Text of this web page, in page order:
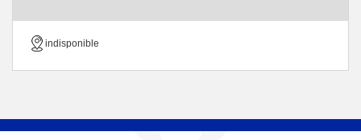
indisponible